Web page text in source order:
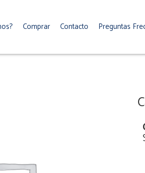
Comprar Contacto Preguntas